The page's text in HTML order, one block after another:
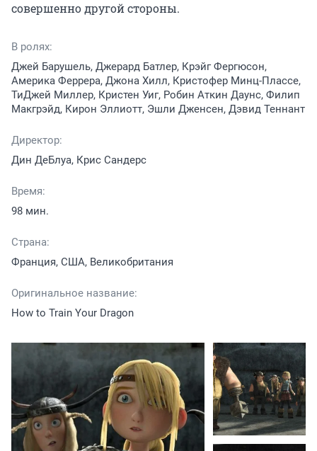
совершенно другой стороны.
В ролях:
Джей Барушель, Джерард Батлер, Крэйг Фергюсон,
Америка Феррера, Джона Хилл, Кристофер Минц-Плассе,
ТиДжей Миллер, Кристен Уиг, Робин Аткин Даунс, Филип
Макгрэйд, Кирон Эллиотт, Эшли Дженсен, Дэвид Теннант
Директор:
Дин ДеБлуа, Крис Сандерс
Время:
98 мин.
Страна:
Франция, США, Великобритания
Оригинальное название:
How to Train Your Dragon